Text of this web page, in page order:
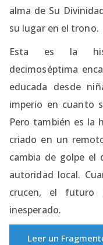
alma de Su
su lugar en el trono.
Esta es la
decimoséptima
educada desde
imperio en cuanto
Pero también es la
criado en un
cambia de golpe el
autoridad local.
crucen, el futuro
inesperado.
Leer un